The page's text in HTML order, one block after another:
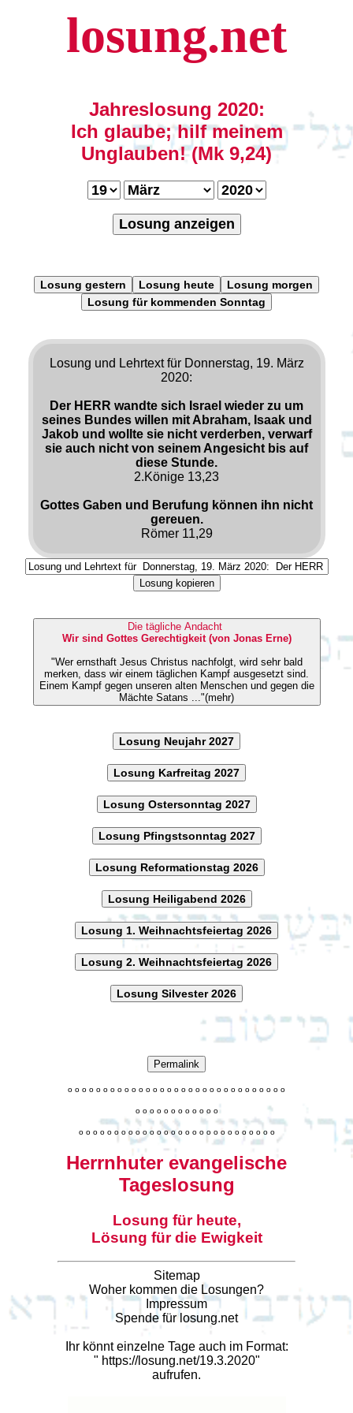
losung.net
Jahreslosung 2020:
Ich glaube; hilf meinem
Unglauben! (Mk 9,24)
Losung anzeigen
Losung gestern Losung heute
Losung morgen
Losung für kommenden Sonntag
Losung und Lehrtext für Donnerstag, 19. März
2020:
Der HERR wandte sich Israel wieder zu um
seines Bundes willen mit Abraham, Isaak und
Jakob und wollte sie nicht verderben, verwarf
sie auch nicht von seinem Angesicht bis auf
diese Stunde.
2.Könige 13,23
Gottes Gaben und Berufung können ihn nicht
gereuen.
Römer 11,29
Losung kopieren
Die tägliche Andacht
Wir sind Gottes Gerechtigkeit (von Jonas Erne)
"Wer ernsthaft Jesus Christus nachfolgt, wird sehr bald
merken, dass wir einem täglichen Kampf ausgesetzt sind.
Einem Kampf gegen unseren alten Menschen und gegen die
Mächte Satans ..."(mehr)
Losung Neujahr 2027
Losung Karfreitag 2027
Losung Ostersonntag 2027
Losung Pfingstsonntag 2027
Losung Reformationstag 2026
Losung Heiligabend 2026
Losung 1. Weihnachtsfeiertag 2026
Losung 2. Weihnachtsfeiertag 2026
Losung Silvester 2026
Permalink
o o o o o o o o o o o o o o o o o o o o o o o o o o o o o o o
o o o o o o o o o o o o
o o o o o o o o o o o o o o o o o o o o o o o o o o o o
Herrnhuter evangelische
Tageslosung
Losung für heute,
Lösung für die Ewigkeit
Sitemap
Woher kommen die Losungen?
Impressum
Spende für losung.net
Ihr könnt einzelne Tage auch im Format:
" https://losung.net/19.3.2020"
aufrufen.